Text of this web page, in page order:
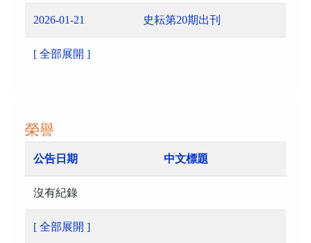
2026-01-21 史耘第20期出刊
[ 全部展開 ]
榮譽
公告日期 中文標題
沒有紀錄
[ 全部展開 ]